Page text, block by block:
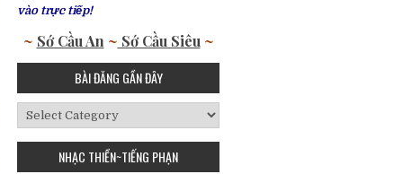
vào trực tiếp!
~ Sớ Cầu An ~ Sớ Cầu Siêu ~
BÀI ĐĂNG GẦN ĐÂY
Bài
Đăng
Gần
NHẠC THIỀN~TIẾNG PHẠN